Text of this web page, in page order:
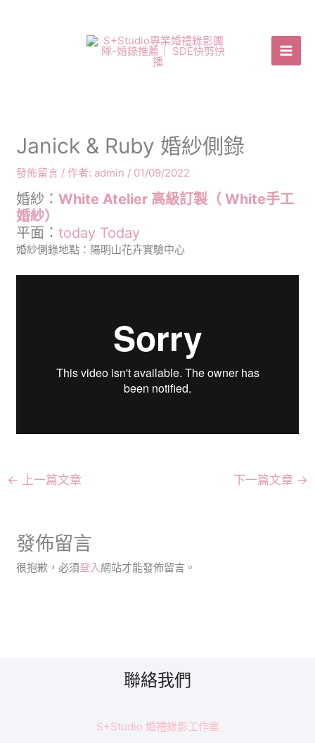
Janick & Ruby 婚紗側錄
發佈留言 / 作者: admin / 01/09/2022
婚紗：White Atelier 高級訂製（ White手工
婚紗）
平面：today Today
婚紗側錄地點：陽明山花卉實驗中心
← 上一篇文章 下一篇文章 →
發佈留言
很抱歉，必須登入網站才能發佈留言。
聯絡我們
S+Studio 婚禮錄影工作室